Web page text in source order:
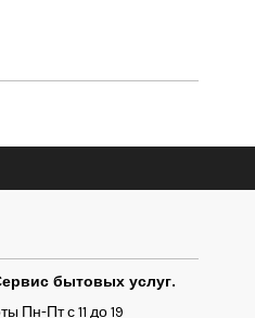
бытовых услуг.
Пн-Пт с 11 до 19